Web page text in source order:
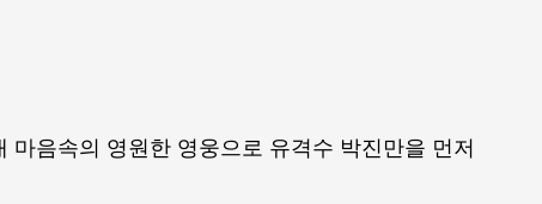
음속의 영원한 영웅으로 유격수 박진만을 먼저